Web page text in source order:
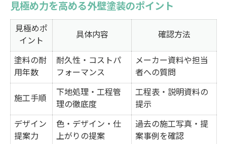
見極め力を高める外壁塗装のポイント
見極めポ
イント
具体内容
確認方法
塗料の耐
用年数
耐久性・コストパ
フォーマンス
メーカー資料や担当
者への質問
施工手順
下地処理・工程管
理の徹底度
工程表・説明資料の
提示
デザイン
提案力
色・デザイン・仕
上がりの提案
過去の施工写真・提
案事例を確認